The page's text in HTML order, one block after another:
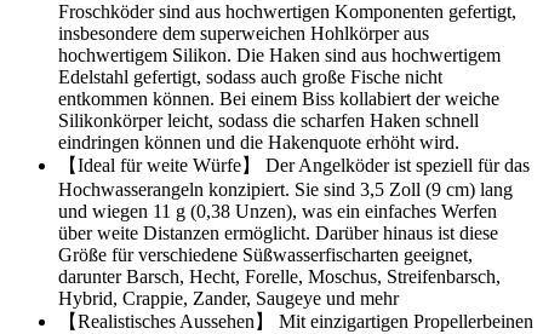
Froschköder sind aus hochwertigen Komponenten gefertigt,
insbesondere dem superweichen Hohlkörper aus
hochwertigem Silikon. Die Haken sind aus hochwertigem
Edelstahl gefertigt, sodass auch große Fische nicht
entkommen können. Bei einem Biss kollabiert der weiche
Silikonkörper leicht, sodass die scharfen Haken schnell
eindringen können und die Hakenquote erhöht wird.
【Ideal für weite Würfe】 Der Angelköder ist speziell für das
Hochwasserangeln konzipiert. Sie sind 3,5 Zoll (9 cm) lang
und wiegen 11 g (0,38 Unzen), was ein einfaches Werfen
über weite Distanzen ermöglicht. Darüber hinaus ist diese
Größe für verschiedene Süßwasserfischarten geeignet,
darunter Barsch, Hecht, Forelle, Moschus, Streifenbarsch,
Hybrid, Crappie, Zander, Saugeye und mehr
【Realistisches Aussehen】 Mit einzigartigen Propellerbeinen